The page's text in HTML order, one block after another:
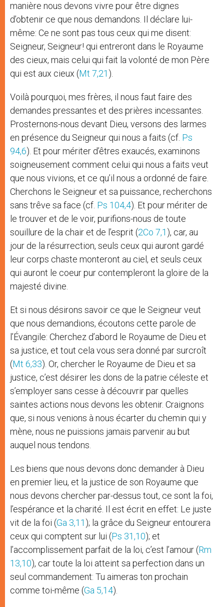
manière nous devons vivre pour être dignes
d’obtenir ce que nous demandons. Il déclare lui-
même: Ce ne sont pas tous ceux qui me disent:
Seigneur, Seigneur! qui entreront dans le Royaume
des cieux, mais celui qui fait la volonté de mon Père
qui est aux cieux (Mt 7,21 ).
Voilà pourquoi, mes frères, il nous faut faire des
demandes pressantes et des prières incessantes.
Prosternons-nous devant Dieu, versons des larmes
en présence du Seigneur qui nous a faits (cf. Ps
94,6). Et pour mériter d’êtres exaucés, examinons
soigneusement comment celui qui nous a faits veut
que nous vivions, et ce qu’il nous a ordonné de faire.
Cherchons le Seigneur et sa puissance, recherchons
sans trêve sa face (cf. Ps 104,4). Et pour mériter de
le trouver et de le voir, purifions-nous de toute
souillure de la chair et de l’esprit (2Co 7,1 ), car, au
jour de la résurrection, seuls ceux qui auront gardé
leur corps chaste monteront au ciel, et seuls ceux
qui auront le coeur pur contempleront la gloire de la
majesté divine.
Et si nous désirons savoir ce que le Seigneur veut
que nous demandions, écoutons cette parole de
l’Évangile: Cherchez d’abord le Royaume de Dieu et
sa justice, et tout cela vous sera donné par surcroît
(Mt 6,33). Or, chercher le Royaume de Dieu et sa
justice, c’est désirer les dons de la patrie céleste et
s’employer sans cesse à découvrir par quelles
saintes actions nous devons les obtenir. Craignons
que, si nous venions à nous écarter du chemin qui y
mène, nous ne puissions jamais parvenir au but
auquel nous tendons.
Les biens que nous devons donc demander à Dieu
en premier lieu, et la justice de son Royaume que
nous devons chercher par-dessus tout, ce sont la foi,
l’espérance et la charité. Il est écrit en effet: Le juste
vit de la foi (Ga 3,11 ); la grâce du Seigneur entourera
ceux qui comptent sur lui (Ps 31,10); et
l’accomplissement parfait de la loi, c’est l’amour (Rm
13,10), car toute la loi atteint sa perfection dans un
seul commandement: Tu aimeras ton prochain
comme toi-même (Ga 5,14).